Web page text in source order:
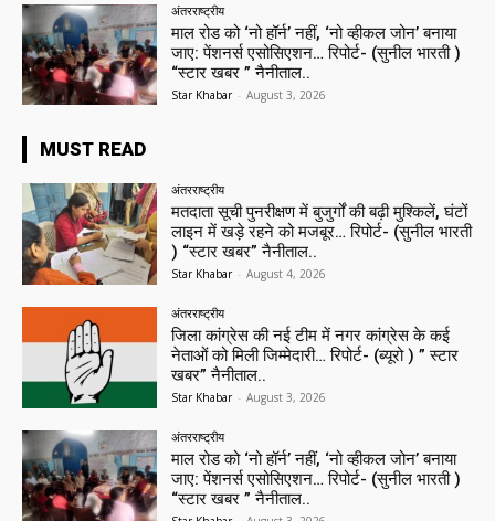
अंतरराष्ट्रीय
माल रोड को ‘नो हॉर्न’ नहीं, ‘नो व्हीकल जोन’ बनाया
जाए: पेंशनर्स एसोसिएशन… रिपोर्ट- (सुनील भारती )
“स्टार खबर ” नैनीताल..
Star Khabar - August 3, 2026
MUST READ
अंतरराष्ट्रीय
मतदाता सूची पुनरीक्षण में बुजुर्गों की बढ़ी मुश्किलें, घंटों
लाइन में खड़े रहने को मजबूर… रिपोर्ट- (सुनील भारती
) “स्टार खबर” नैनीताल..
Star Khabar - August 4, 2026
अंतरराष्ट्रीय
जिला कांग्रेस की नई टीम में नगर कांग्रेस के कई
नेताओं को मिली जिम्मेदारी… रिपोर्ट- (ब्यूरो ) ” स्टार
खबर” नैनीताल..
Star Khabar - August 3, 2026
अंतरराष्ट्रीय
माल रोड को ‘नो हॉर्न’ नहीं, ‘नो व्हीकल जोन’ बनाया
जाए: पेंशनर्स एसोसिएशन… रिपोर्ट- (सुनील भारती )
“स्टार खबर ” नैनीताल..